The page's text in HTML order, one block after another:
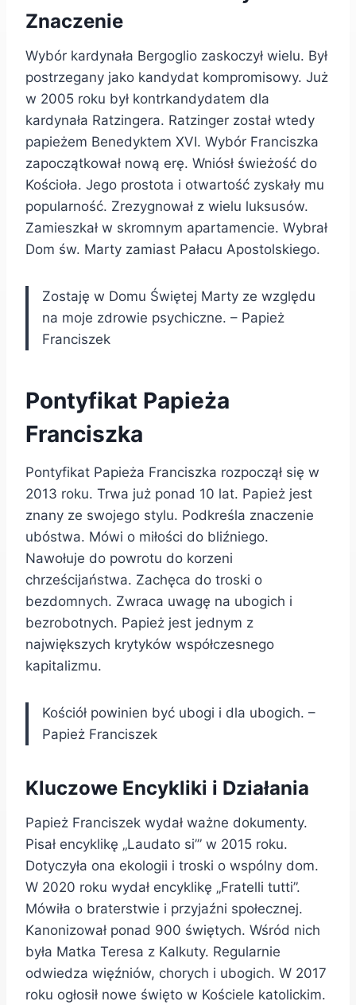
Znaczenie
Wybór kardynała Bergoglio zaskoczył wielu. Był
postrzegany jako kandydat kompromisowy. Już
w 2005 roku był kontrkandydatem dla
kardynała Ratzingera. Ratzinger został wtedy
papieżem Benedyktem XVI. Wybór Franciszka
zapoczątkował nową erę. Wniósł świeżość do
Kościoła. Jego prostota i otwartość zyskały mu
popularność. Zrezygnował z wielu luksusów.
Zamieszkał w skromnym apartamencie. Wybrał
Dom św. Marty zamiast Pałacu Apostolskiego.
Zostaję w Domu Świętej Marty ze względu
na moje zdrowie psychiczne. – Papież
Franciszek
Pontyfikat Papieża
Franciszka
Pontyfikat Papieża Franciszka rozpoczął się w
2013 roku. Trwa już ponad 10 lat. Papież jest
znany ze swojego stylu. Podkreśla znaczenie
ubóstwa. Mówi o miłości do bliźniego.
Nawołuje do powrotu do korzeni
chrześcijaństwa. Zachęca do troski o
bezdomnych. Zwraca uwagę na ubogich i
bezrobotnych. Papież jest jednym z
największych krytyków współczesnego
kapitalizmu.
Kościół powinien być ubogi i dla ubogich. –
Papież Franciszek
Kluczowe Encykliki i Działania
Papież Franciszek wydał ważne dokumenty.
Pisał encyklikę „Laudato si’” w 2015 roku.
Dotyczyła ona ekologii i troski o wspólny dom.
W 2020 roku wydał encyklikę „Fratelli tutti”.
Mówiła o braterstwie i przyjaźni społecznej.
Kanonizował ponad 900 świętych. Wśród nich
była Matka Teresa z Kalkuty. Regularnie
odwiedza więźniów, chorych i ubogich. W 2017
roku ogłosił nowe święto w Kościele katolickim.